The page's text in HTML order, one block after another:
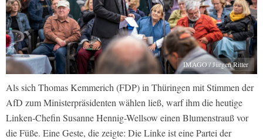
IMAGO / Jürgen Ritter
Als sich Thomas Kemmerich (FDP) in Thüringen mit Stimmen der
AfD zum Ministerpräsidenten wählen ließ, warf ihm die heutige
Linken-Chefin Susanne Hennig-Wellsow einen Blumenstrauß vor
die Füße. Eine Geste, die zeigte: Die Linke ist eine Partei der